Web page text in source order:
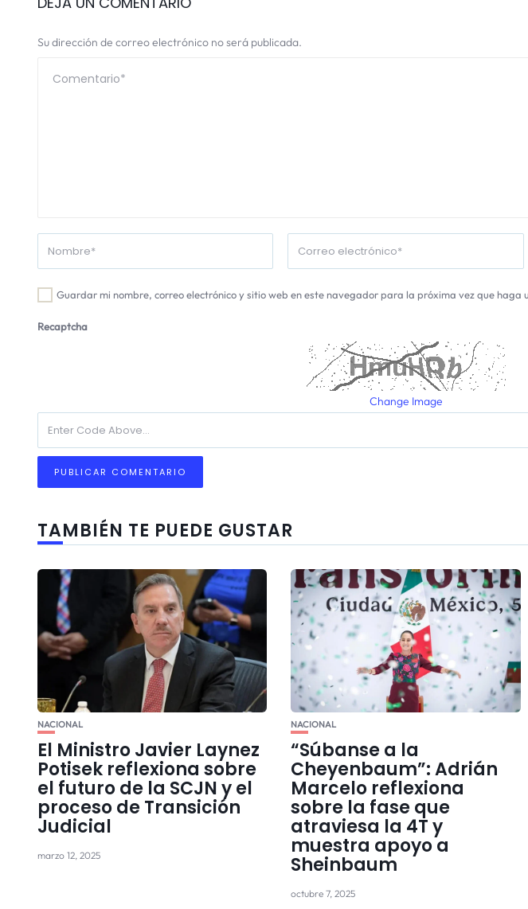
Su dirección de correo electrónico no será publicada.
Guardar mi nombre, correo electrónico y sitio web en este navegador para la próxima vez que haga
Recaptcha
Change Image
TAMBIÉN TE PUEDE GUSTAR
NACIONAL
El Ministro Javier Laynez
Potisek reflexiona sobre
el futuro de la SCJN y el
proceso de Transición
Judicial
marzo 12, 2025
NACIONAL
“Súbanse a la
Cheyenbaum”: Adrián
Marcelo reflexiona
sobre la fase que
atraviesa la 4T y
muestra apoyo a
Sheinbaum
octubre 7, 2025